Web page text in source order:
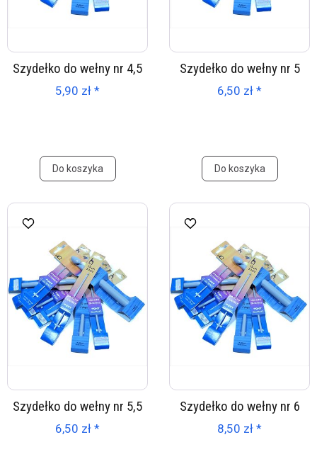
Szydełko do wełny nr 4,5
5,90 zł *
Do koszyka
Szydełko do wełny nr 5
6,50 zł *
Do koszyka
Szydełko do wełny nr 5,5
6,50 zł *
Szydełko do wełny nr 6
8,50 zł *